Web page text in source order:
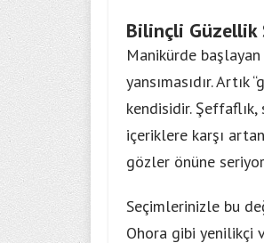
Bilinçli Güzellik
Manikürde
yansımasıdır.
kendisidir.
içeriklere karşı
gözler önüne
Seçimlerinizle bu
Ohora gibi yenilikçi